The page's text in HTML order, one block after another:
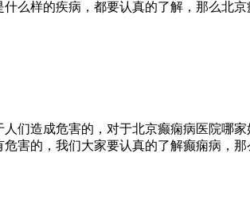
么样的疾病，都要认真的了解，那么北
们造成危害的，对于北京癫痫病医院哪
害的，我们大家要认真的了解癫痫病，